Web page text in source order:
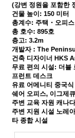
(강변 정원을 포함한
건물 높이: 150 미터
총계수: 주택・오피
총 호수: 895호
층고: 3.2m
개발자 : The
건축 디자이너 HKS
무료 편의 시설: 더블
프런트 데스크
유료 어메니티 중국
쉐어 오피스, 이그제
주변 교육 자원 캐나
주변 지원 시설 노레
타 종합 시설